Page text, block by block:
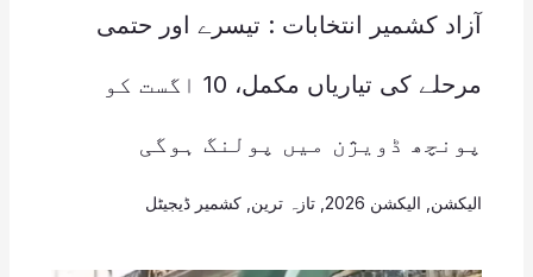
آزاد کشمیر انتخابات : تیسرے اور حتمی
مرحلے کی تیاریاں مکمل، 10 اگست کو
پونچھ ڈویژن میں پولنگ ہوگی
الیکشن الیکشن 2026 , تازہ ترین کشمیر ڈیجیٹل